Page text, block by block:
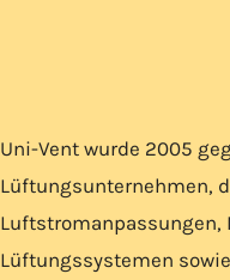
Uni-Vent wurde 2005
Lüftungsunternehmen,
Luftstromanpassungen,
Lüftungssystemen